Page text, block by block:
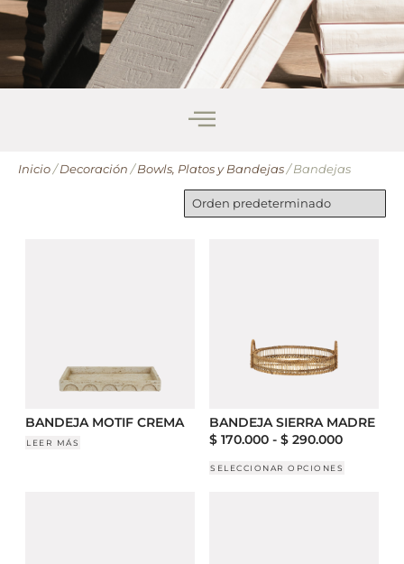
Inicio/Decoración /Bowls, Platos y Bandejas/ Bandejas
BANDEJA MOTIF CREMA
LEER MÁS
BANDEJA SIERRA MADRE
$ 170.000 - $ 290.000
SELECCIONAR OPCIONES